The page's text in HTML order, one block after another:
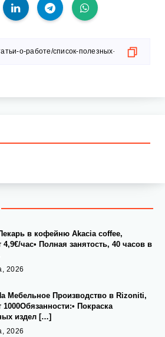
в кофейню Akacia coffee,
4,9€/час• Полная занятость, 40 часов в
2026
Мебельное Производство в Rizoniti,
1000Обязанности:• Покраска
издел […]
2026